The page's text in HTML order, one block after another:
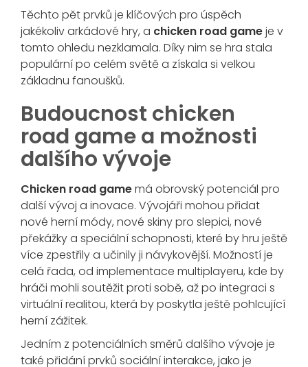
Těchto pět prvků je klíčových pro úspěch
jakékoliv arkádové hry, a chicken road gameje v
tomto ohledu nezklamala. Díky nim se hra stala
populární po celém světě a získala si velkou
základnu fanoušků.
Budoucnost chicken
road game a možnosti
dalšího vývoje
Chicken road gamemá obrovský potenciál pro
další vývoj a inovace. Vývojáři mohou přidat
nové herní módy, nové skiny pro slepici, nové
překážky a speciální schopnosti, které by hru ještě
více zpestřily a učinily ji návykovější. Možností je
celá řada, od implementace multiplayeru, kde by
hráči mohli soutěžit proti sobě, až po integraci s
virtuální realitou, která by poskytla ještě pohlcující
herní zážitek.
Jedním z potenciálních směrů dalšího vývoje je
také přidání prvků sociální interakce, jako je